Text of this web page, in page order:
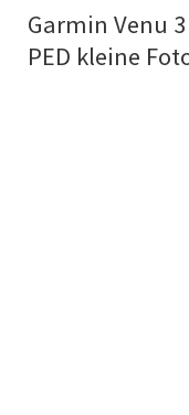
Garmin Venu
PED kleine